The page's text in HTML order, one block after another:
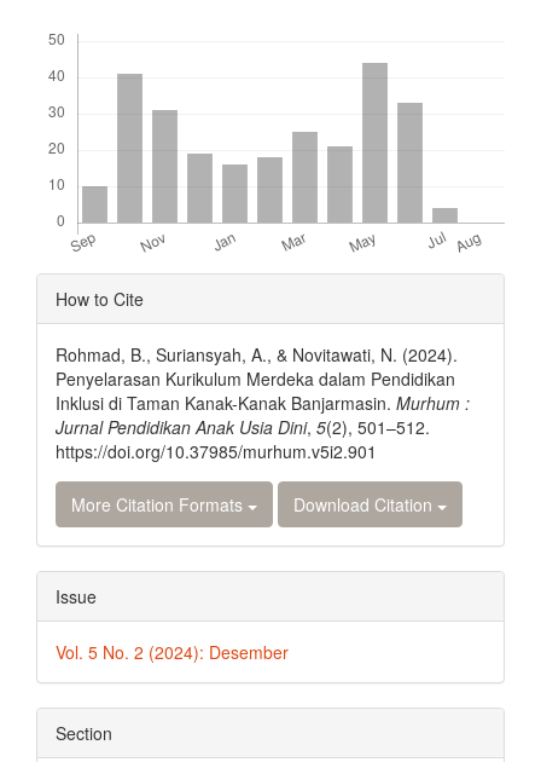
Article
Details
How to Cite
Rohmad, B., Suriansyah, A., & Novitawati, N. (2024).
Penyelarasan Kurikulum Merdeka dalam Pendidikan
Inklusi di Taman Kanak-Kanak Banjarmasin. Murhum :
Jurnal Pendidikan Anak Usia Dini, 5(2), 501–512.
https://doi.org/10.37985/murhum.v5i2.901
More Citation Formats Download Citation
Issue
Vol. 5 No. 2 (2024): Desember
Section